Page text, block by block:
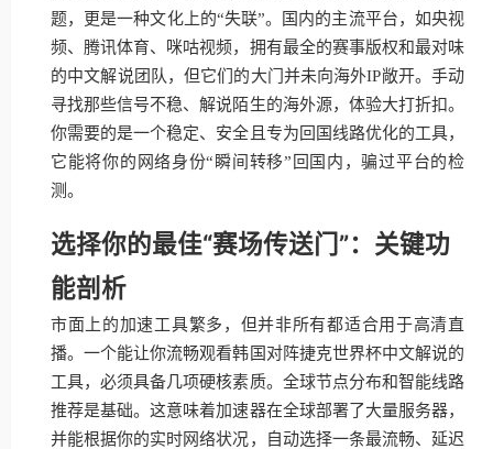
题，更是一种文化上的“失联”。国内的主流平台，如央视
频、腾讯体育、咪咕视频，拥有最全的赛事版权和最对味
的中文解说团队，但它们的大门并未向海外IP敞开。手动
寻找那些信号不稳、解说陌生的海外源，体验大打折扣。
你需要的是一个稳定、安全且专为回国线路优化的工具，
它能将你的网络身份“瞬间转移”回国内，骗过平台的检
测。
选择你的最佳“赛场传送门”：关键功
能剖析
市面上的加速工具繁多，但并非所有都适合用于高清直
播。一个能让你流畅观看韩国对阵捷克世界杯中文解说的
工具，必须具备几项硬核素质。全球节点分布和智能线路
推荐是基础。这意味着加速器在全球部署了大量服务器，
并能根据你的实时网络状况，自动选择一条最流畅、延迟